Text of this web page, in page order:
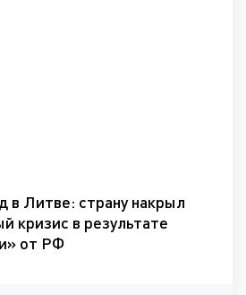
в Литве: страну накрыл
кризис в результате
от РФ